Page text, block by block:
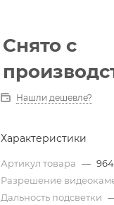
Снято с
Нашли дешевле?
Характеристики
Артикул товара —
Разрешение
Дальность подсветки